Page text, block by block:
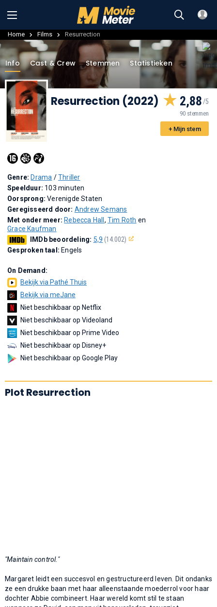
Home Films Resurrection
Info Cast & Crew Stemmen Statistieken
Resurrection (2022) 2,88
90 stemmen
+ Mijn stem
Genre: Drama /Thriller
Speelduur: 103 minuten
Oorsprong:Verenigde Staten
Geregisseerd door: Andrew Semans
Met onder meer: Rebecca Hall ,Tim Roth en
Grace Kaufman
IMDb beoordeling: 5,9 (14.002)
Gesproken taal: Engels
On Demand:
Bekijk via Pathé Thuis
Bekijk via meJane
Niet beschikbaar op Netflix
Niet beschikbaar op Videoland
Niet beschikbaar op Prime Video
Niet beschikbaar op Disney+
Niet beschikbaar op Google Play
Plot Resurrection
"Maintain control."
Margaret leidt een succesvol en gestructureerd leven. Dit ondanks
ze een drukke baan met haar alleenstaande moederrol voor haar
dochter Abbie combineert. Haar wereld komt stil te staan